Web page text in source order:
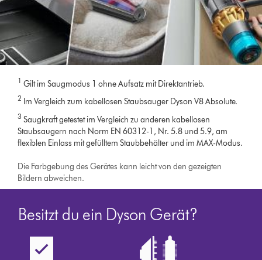
1 Gilt im Saugmodus 1 ohne Aufsatz mit Direktantrieb.
2 Im Vergleich zum kabellosen Staubsauger Dyson V8 Absolute.
3 Saugkraft getestet im Vergleich zu anderen kabellosen
Staubsaugern nach Norm EN 60312-1, Nr. 5.8 und 5.9, am
flexiblen Einlass mit gefülltem Staubbehälter und im MAX-Modus.
Die Farbgebung des Gerätes kann leicht von den gezeigten
Bildern abweichen.
Besitzt du ein Dyson Gerät?